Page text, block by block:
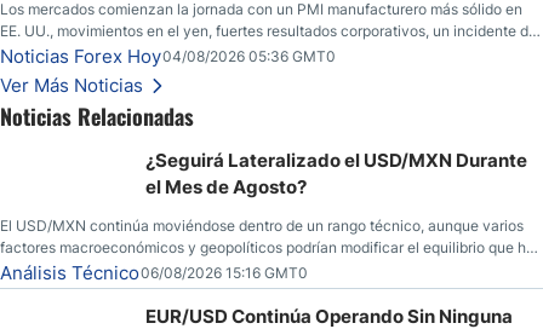
Los mercados comienzan la jornada con un PMI manufacturero más sólido en
EE. UU., movimientos en el yen, fuertes resultados corporativos, un incidente de
seguridad en Bitcoin y nuevas señales desde el mercado del petróleo.
Noticias Forex Hoy04/08/2026 05:36 GMT0
Ver Más Noticias
Noticias Relacionadas
¿Seguirá Lateralizado el USD/MXN Durante
el Mes de Agosto?
El USD/MXN continúa moviéndose dentro de un rango técnico, aunque varios
factores macroeconómicos y geopolíticos podrían modificar el equilibrio que ha
dominado al mercado en las últimas semanas.
Análisis Técnico06/08/2026 15:16 GMT0
EUR/USD Continúa Operando Sin Ninguna